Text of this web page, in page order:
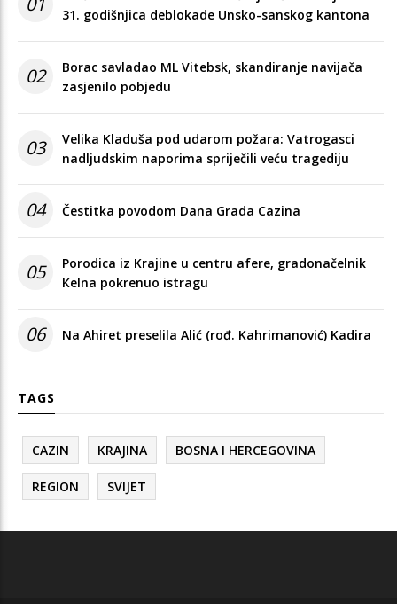
31. godišnjica deblokade Unsko-sanskog kantona
02
Borac savladao ML Vitebsk, skandiranje navijača
zasjenilo pobjedu
03
Velika Kladuša pod udarom požara: Vatrogasci
nadljudskim naporima spriječili veću tragediju
04 Čestitka povodom Dana Grada Cazina
05
Porodica iz Krajine u centru afere, gradonačelnik
Kelna pokrenuo istragu
06 Na Ahiret preselila Alić (rođ. Kahrimanović) Kadira
TAGS
CAZIN KRAJINA BOSNA I HERCEGOVINA
REGION SVIJET